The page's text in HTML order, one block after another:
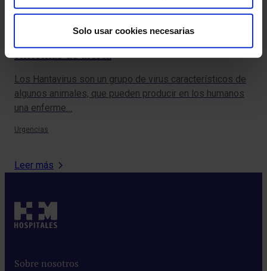
Solo usar cookies necesarias
Hantavirus: qué es, cómo se contagia y
síntomas de alerta
Los Hantavirus son un grupo de virus característicos de
algunos animales, que pueden producir en los humanos
una enferme…
Urgencias
Leer más
Sobre nosotros